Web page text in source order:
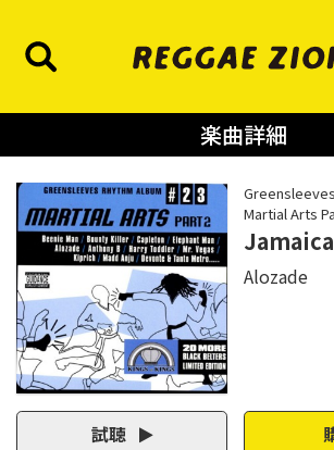
楽曲詳細
Martial Arts
Jamaica
Alozade
試聴